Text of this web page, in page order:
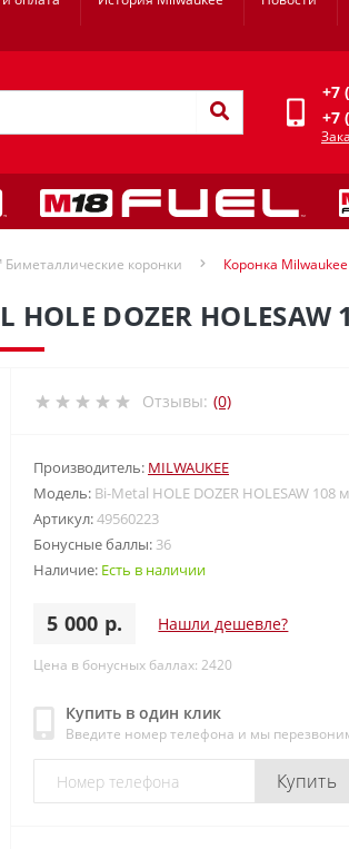
+7
+7
Биметаллические коронки Коронка
DOZER
Отзывы: (0)
Производитель: MILWAUKEE
Модель: Bi-Metal HOLE DOZER HOLESAW 108
Артикул:49560223
Бонусные баллы: 36
Наличие: Есть в наличии
5 000 р. Нашли дешевле?
Цена в бонусных баллах: 2420
Купить в один клик
Введите номер телефона и мы
Купить